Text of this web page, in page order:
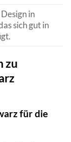
in
sich gut in
zu
für die